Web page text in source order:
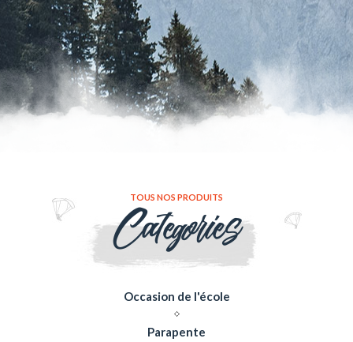
TOUS NOS PRODUITS
Categories
Occasion de l'école
Parapente